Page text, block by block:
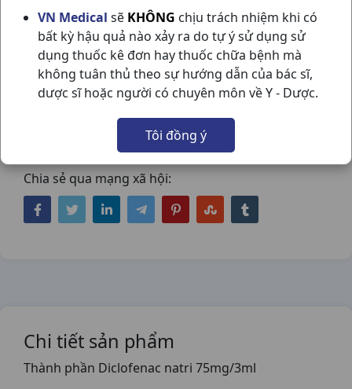
VN Medical sẽ KHÔNG chịu trách nhiệm khi có
bất kỳ hậu quả nào xảy ra do tự ý sử dụng sử
dụng thuốc kê đơn hay thuốc chữa bệnh mà
không tuân thủ theo sự hướng dẫn của bác sĩ,
dược sĩ hoặc người có chuyên môn về Y - Dược.
Tôi đồng ý
VOLTAREL 75 (INJ) H5ỐNG3ML
NOVARTIS
NSX:Novartis
Giảm Đau - Kháng Viêm - Giãn
Cơ - Xương Khớp - Gout,
Chia sẻ qua mạng xã hội:
Chi tiết sản phẩm
Thành phần Diclofenac natri 75mg/3ml